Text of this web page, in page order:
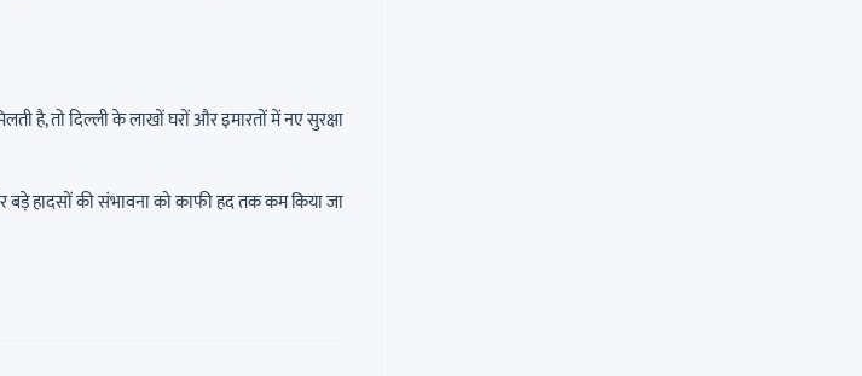
है, तो दिल्ली के लाखों घरों और इमारतों में नए सुरक्षा
बड़े हादसों की संभावना को काफी हद तक कम किया जा